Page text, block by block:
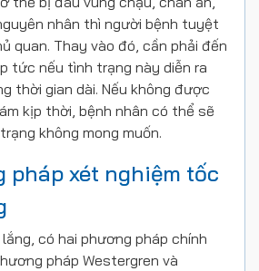
nhân thì người bệnh tuyệt
quan. Thay vào đó, cần phải đến
tức nếu tình trạng này diễn ra
thời gian dài. Nếu không được
kịp thời, bệnh nhân có thể sẽ
không mong muốn.
pháp xét nghiệm tốc
có hai phương pháp chính
pháp Westergren và